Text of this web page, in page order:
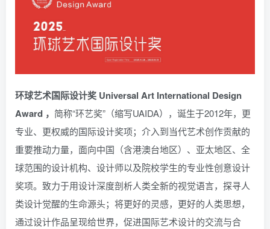
环球艺术国际设计奖 Universal Art International Design
Award ， 简称“环艺奖”（缩写UAIDA），诞生于2012年，更
专业、更权威的国际设计奖项；介入到当代艺术创作贡献的
重要推动力量，面向中国（含港澳台地区）、亚太地区、全
球范围的设计机构、设计师以及院校学生的专业性创意设计
奖项。致力于用设计深度剖析人类全新的视觉语言，探寻人
类设计觉醒的生命源头；将更好的灵感，更好的人类思想，
通过设计作品呈现给世界，促进国际艺术设计的交流与合